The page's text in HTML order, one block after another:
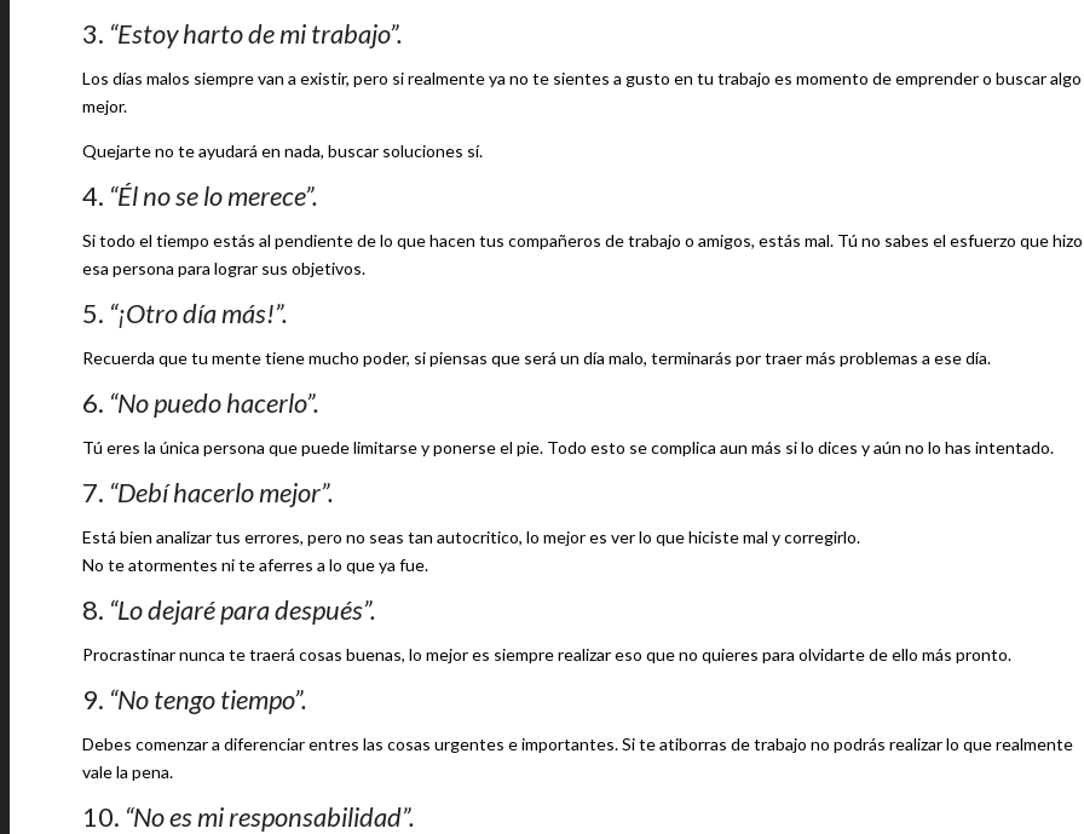
3. “Estoy harto de mi trabajo”.
Los días malos siempre van a existir, pero si realmente ya no te sientes a gusto en tu trabajo es momento de emprender o buscar algo
mejor.
Quejarte no te ayudará en nada, buscar soluciones sí.
4. “Él no se lo merece”.
Si todo el tiempo estás al pendiente de lo que hacen tus compañeros de trabajo o amigos, estás mal. Tú no sabes el esfuerzo que hizo
esa persona para lograr sus objetivos.
5. “¡Otro día más!”.
Recuerda que tu mente tiene mucho poder, si piensas que será un día malo, terminarás por traer más problemas a ese día.
6. “No puedo hacerlo”.
Tú eres la única persona que puede limitarse y ponerse el pie. Todo esto se complica aun más si lo dices y aún no lo has intentado.
7. “Debí hacerlo mejor”.
Está bien analizar tus errores, pero no seas tan autocritico, lo mejor es ver lo que hiciste mal y corregirlo.
No te atormentes ni te aferres a lo que ya fue.
8. “Lo dejaré para después”.
Procrastinar nunca te traerá cosas buenas, lo mejor es siempre realizar eso que no quieres para olvidarte de ello más pronto.
9. “No tengo tiempo”.
Debes comenzar a diferenciar entres las cosas urgentes e importantes. Si te atiborras de trabajo no podrás realizar lo que realmente
vale la pena.
10. “No es mi responsabilidad”.